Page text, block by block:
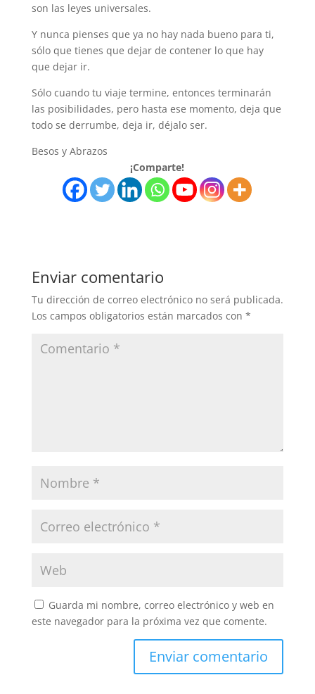
son las leyes universales.
Y nunca pienses que ya no hay nada bueno para ti,
sólo que tienes que dejar de contener lo que hay
que dejar ir.
Sólo cuando tu viaje termine, entonces terminarán
las posibilidades, pero hasta ese momento, deja que
todo se derrumbe, deja ir, déjalo ser.
Besos y Abrazos
¡Comparte!
Enviar comentario
Tu dirección de correo electrónico no será publicada.
Los campos obligatorios están marcados con *
Guarda mi nombre, correo electrónico y web en
este navegador para la próxima vez que comente.